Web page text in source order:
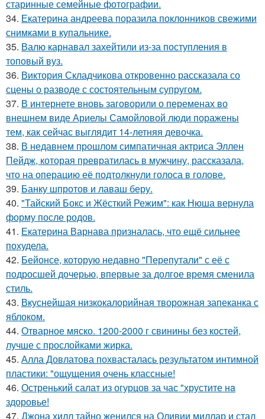
старинные семейные фотографии.
34. Екатерина андреева поразила поклонников свежими
снимками в купальнике.
35. Валю карнавал захейтили из-за поступления в
топовый вуз.
36. Виктория Складчикова откровенно рассказала со
сцены о разводе с состоятельным супругом.
37. В интернете вновь заговорили о переменах во
внешнем виде Ариелы Самойловой люди поражены
тем, как сейчас выглядит 14-летняя девочка.
38. В недавнем прошлом симпатичная актриса Эллен
Пейдж, которая превратилась в мужчину, рассказала,
что на операцию её подтолкнули голоса в голове.
39. Банку шпротов и лаваш беру.
40. "Тайский Бокс и Жёсткий Режим": как Нюша вернула
форму после родов.
41. Екатерина Варнава призналась, что ещё сильнее
похудела.
42. Бейонсе, которую недавно "Перепутали" с её с
подросшей дочерью, впервые за долгое время сменила
стиль.
43. Вкуснейшая низкокалорийная творожная запеканка с
яблоком.
44. Отварное мяско. 1200-2000 г свинины без костей,
лучше с прослойками жирка.
45. Алла Довлатова похвасталась результатом интимной
пластики: "ощущения очень классные!
46. Остренький салат из огурцов за час "хрустите нa
здоровье!
47. Джона хилл тайно женился на Оливии миллар и стал